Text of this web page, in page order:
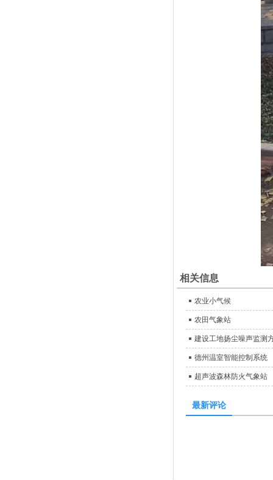
相关信息
农业小气候
农田气象站
建设工地扬尘噪声监测
德州温室智能控制系统
超声波森林防火气象站
最新评论